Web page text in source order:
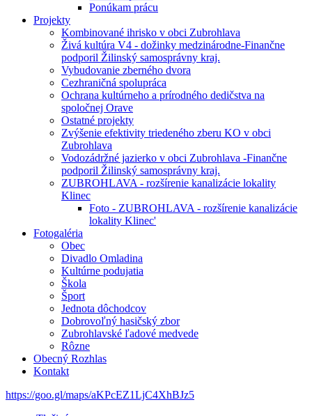
Ponúkam prácu
Projekty
Kombinované ihrisko v obci Zubrohlava
Živá kultúra V4 - dožinky medzinárodne-Finančne
podporil Žilinský samosprávny kraj.
Vybudovanie zberného dvora
Cezhraničná spolupráca
Ochrana kultúrneho a prírodného dedičstva na
spoločnej Orave
Ostatné projekty
Zvýšenie efektivity triedeného zberu KO v obci
Zubrohlava
Vodozádržné jazierko v obci Zubrohlava -Finančne
podporil Žilinský samosprávny kraj.
ZUBROHLAVA - rozšírenie kanalizácie lokality
Klinec
Foto - ZUBROHLAVA - rozšírenie kanalizácie
lokality Klinec'
Fotogaléria
Obec
Divadlo Omladina
Kultúrne podujatia
Škola
Šport
Jednota dôchodcov
Dobrovoľný hasičský zbor
Zubrohlavské ľadové medvede
Rôzne
Obecný Rozhlas
Kontakt
https://goo.gl/maps/aKPcEZ1LjC4XhBJz5